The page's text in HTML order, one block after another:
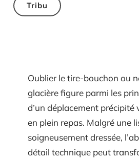
Tribu
Oublier le tire-bouchon ou
glacière figure parmi les
d’un déplacement précipité
en plein repas. Malgré une
soigneusement dressée,
détail technique peut